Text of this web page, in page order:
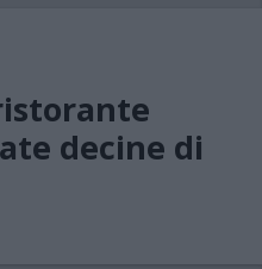
decine di